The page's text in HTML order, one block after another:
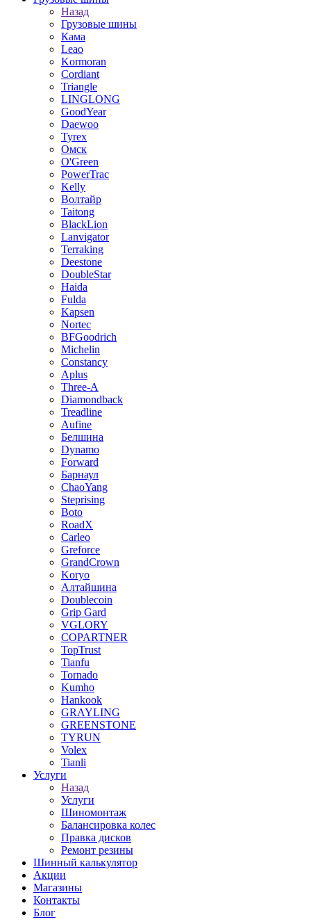
Назад
Грузовые шины
Кама
Leao
Kormoran
Cordiant
Triangle
LINGLONG
GoodYear
Daewoo
Tyrex
Омск
O'Green
PowerTrac
Kelly
Волтайр
Taitong
BlackLion
Lanvigator
Terraking
Deestone
DoubleStar
Haida
Fulda
Kapsen
Nortec
BFGoodrich
Michelin
Constancy
Aplus
Three-A
Diamondback
Treadline
Aufine
Белшина
Dynamo
Forward
Барнаул
ChaoYang
Steprising
Boto
RoadX
Carleo
Greforce
GrandCrown
Koryo
Алтайшина
Doublecoin
Grip Gard
VGLORY
COPARTNER
TopTrust
Tianfu
Tornado
Kumho
Hankook
GRAYLING
GREENSTONE
TYRUN
Volex
Tianli
Услуги
Назад
Услуги
Шиномонтаж
Балансировка колес
Правка дисков
Ремонт резины
Шинный калькулятор
Акции
Магазины
Контакты
Блог